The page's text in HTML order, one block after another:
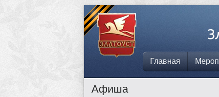
Главная
Афиша